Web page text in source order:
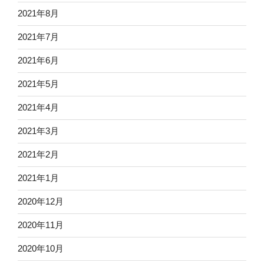
2021年8月
2021年7月
2021年6月
2021年5月
2021年4月
2021年3月
2021年2月
2021年1月
2020年12月
2020年11月
2020年10月